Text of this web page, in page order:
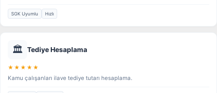
SGK Uyumlu Hızlı
🏛️ Tediye Hesaplama
★★★★★
Kamu çalışanları ilave tediye tutarı hesaplama.